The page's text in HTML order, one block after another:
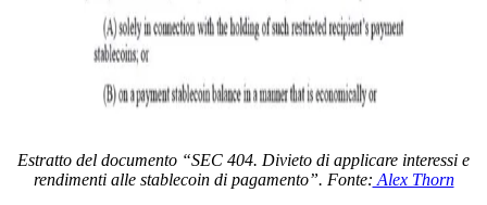
Estratto del documento “SEC 404. Divieto di applicare interessi e
rendimenti alle stablecoin di pagamento”. Fonte: Alex Thorn